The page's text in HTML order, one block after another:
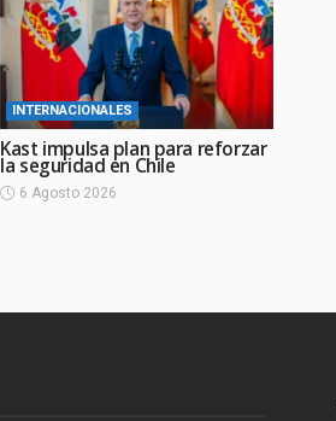
INTERNACIONALES
Kast impulsa plan para reforzar
la seguridad en Chile
6 Agosto 2026